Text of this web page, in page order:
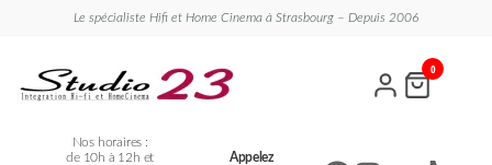
Le spécialiste Hifi et Home Cinema à Strasbourg – Depuis 2006
Nos horaires :
de 10h à 12h et
Appelez
0